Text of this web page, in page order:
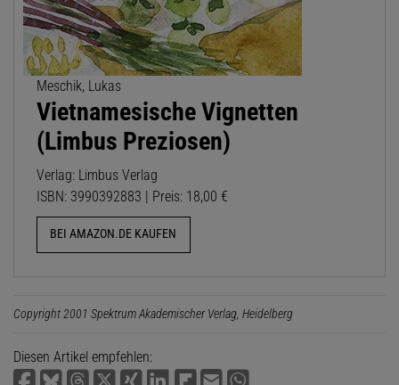
Meschik, Lukas
Vietnamesische Vignetten
(Limbus Preziosen)
Verlag: Limbus Verlag
ISBN: 3990392883 | Preis: 18,00 €
BEI AMAZON.DE KAUFEN
Copyright 2001 Spektrum Akademischer Verlag, Heidelberg
Diesen Artikel empfehlen: